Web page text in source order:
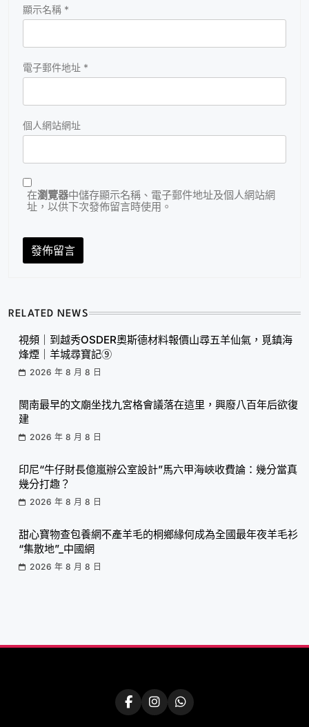
顯示名稱 *
電子郵件地址 *
個人網站網址
在瀏覽器中儲存顯示名稱、電子郵件地址及個人網站網
址，以供下次發佈留言時使用。
RELATED NEWS
視頻｜到越秀OSDER奧斯德材料報價山尋五羊仙氣，覓鎮海
烽煙｜羊城尋寶記⑨
2026 年 8 月 8 日
閩南最早的文廟坐找九宮格會議落在這里，興廢八百年后欲復
建
2026 年 8 月 8 日
印尼“牛仔財長億嵐辦公室設計”馬六甲海峽收費論：幾分當真
幾分打趣？
2026 年 8 月 8 日
甜心寶物查包養網不產羊毛的桐鄉緣何成為全國最年夜羊毛衫
“集散地”_中國網
2026 年 8 月 8 日